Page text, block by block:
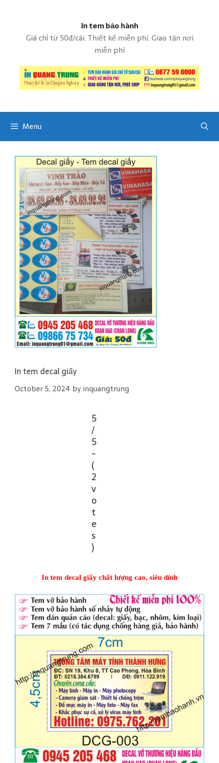
t
In tem bảo hành
Giá chỉ từ 50đ/cái. Thiết kế miễn phí. Giao tận nơi
miễn phí
Menu
In tem decal giấy
October 5, 2024 by inquangtrung
5
/
5
-
(
2
v
o
t
e
s
)
In tem decal giấy chất lượng cao, siêu dính